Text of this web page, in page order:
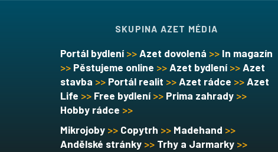
SKUPINA AZET MÉDIA
Portál bydlení>>Azet dovolená >> In magazín
>> Pěstujeme online >>Azet bydlení >>Azet
stavba >> Portál realit >>Azet rádce >>Azet
Life >> Free bydlení >> Prima zahrady >>
Hobby rádce >>
Mikrojoby >> Copytrh >> Madehand >>
Andělské stránky >> Trhy a Jarmarky >>